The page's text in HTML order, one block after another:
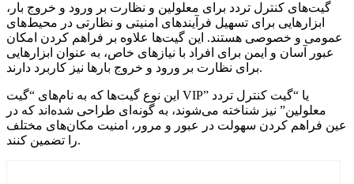
گیت‌های کنترل تردد برای معلولین و نظارت بر ورود و خروج بار،
ابزارهایی برای تسهیل فرآیندهای امنیتی و نظارتی در محیط‌های
عمومی و خصوصی هستند. این گیت‌ها علاوه بر فراهم کردن امکان
عبور آسان و ایمن برای افراد با نیازهای خاص، به عنوان ابزارهایی
برای نظارت بر ورود و خروج بارها نیز کاربرد دارند.
این نوع گیت‌ها که به نام‌های “گیت VIP” یا “گیت کنترل تردد
معلولین” نیز شناخته می‌شوند، به گونه‌ای طراحی شده‌اند که در
عین فراهم کردن سهولت در عبور و مرور، امنیت مکان‌های مختلف
را تضمین کنند.